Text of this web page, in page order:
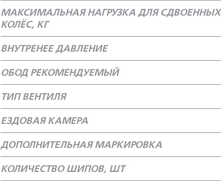
МАКСИМАЛЬНАЯ НАГРУЗКА ДЛЯ СДВОЕННЫХ
КОЛЁС, КГ
ВНУТРЕНЕЕ ДАВЛЕНИЕ
ОБОД РЕКОМЕНДУЕМЫЙ
ТИП ВЕНТИЛЯ
ЕЗДОВАЯ КАМЕРА
ДОПОЛНИТЕЛЬНАЯ МАРКИРОВКА
КОЛИЧЕСТВО ШИПОВ, ШТ